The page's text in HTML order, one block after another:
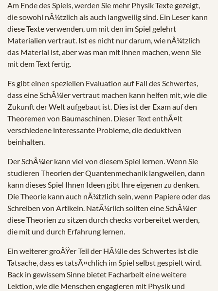
Am Ende des Spiels, werden Sie mehr Physik Texte gezeigt,
die sowohl nÃ¼tzlich als auch langweilig sind. Ein Leser kann
diese Texte verwenden, um mit den im Spiel gelehrt
Materialien vertraut. Ist es nicht nur darum, wie nÃ¼tzlich
das Material ist, aber was man mit ihnen machen, wenn Sie
mit dem Text fertig.
Es gibt einen speziellen Evaluation auf Fall des Schwertes,
dass eine SchÃ¼ler vertraut machen kann helfen mit, wie die
Zukunft der Welt aufgebaut ist. Dies ist der Exam auf den
Theoremen von Baumaschinen. Dieser Text enthÃ¤lt
verschiedene interessante Probleme, die deduktiven
beinhalten.
Der SchÃ¼ler kann viel von diesem Spiel lernen. Wenn Sie
studieren Theorien der Quantenmechanik langweilen, dann
kann dieses Spiel Ihnen Ideen gibt Ihre eigenen zu denken.
Die Theorie kann auch nÃ¼tzlich sein, wenn Papiere oder das
Schreiben von Artikeln. NatÃ¼rlich sollten eine SchÃ¼ler
diese Theorien zu sitzen durch checks vorbereitet werden,
die mit und durch Erfahrung lernen.
Ein weiterer groÃŸer Teil der HÃ¼lle des Schwertes ist die
Tatsache, dass es tatsÃ¤chlich im Spiel selbst gespielt wird.
Back in gewissem Sinne bietet Facharbeit eine weitere
Lektion, wie die Menschen engagieren mit Physik und